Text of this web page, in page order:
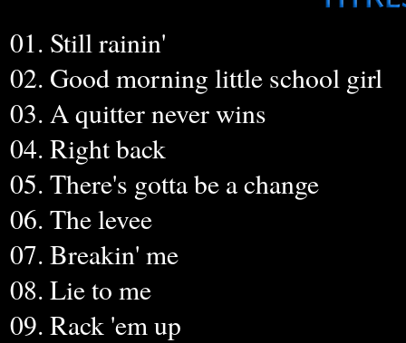
01. Still rainin'
02. Good morning little school girl
03. A quitter never wins
04. Right back
05. There's gotta be a change
06. The levee
07. Breakin' me
08. Lie to me
09. Rack 'em up